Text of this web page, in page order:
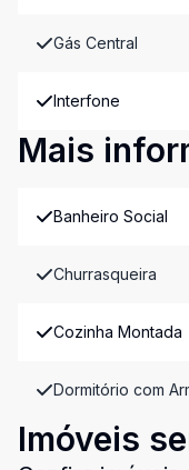
Gás Central
Interfone
Mais
Banheiro Social
Churrasqueira
Cozinha Montada
Dormitório com
Imóveis